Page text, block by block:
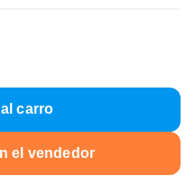
carro
el vendedor